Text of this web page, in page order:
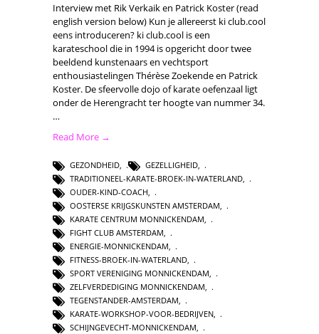
Interview met Rik Verkaik en Patrick Koster (read
english version below) Kun je allereerst ki club.cool
eens introduceren? ki club.cool is een
karateschool die in 1994 is opgericht door twee
beeldend kunstenaars en vechtsport
enthousiastelingen Thérèse Zoekende en Patrick
Koster. De sfeervolle dojo of karate oefenzaal ligt
onder de Herengracht ter hoogte van nummer 34.
…
Read More →
GEZONDHEID GEZELLIGHEID
TRADITIONEEL-KARATE-BROEK-IN-WATERLAND
OUDER-KIND-COACH
OOSTERSE KRIJGSKUNSTEN AMSTERDAM
KARATE CENTRUM MONNICKENDAM
FIGHT CLUB AMSTERDAM
ENERGIE-MONNICKENDAM
FITNESS-BROEK-IN-WATERLAND,
SPORT VERENIGING MONNICKENDAM,
ZELFVERDEDIGING MONNICKENDAM,
TEGENSTANDER-AMSTERDAM,
KARATE-WORKSHOP-VOOR-BEDRIJVEN,
SCHIJNGEVECHT-MONNICKENDAM,